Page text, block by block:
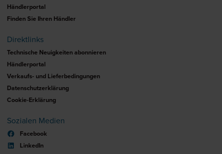
Händlerportal
Finden Sie Ihren Händler
Direktlinks
Technische Neuigkeiten abonnieren
Händlerportal
Verkaufs- und Lieferbedingungen
Datenschutzerklärung
Cookie-Erklärung
Sozialen Medien
Facebook
LinkedIn